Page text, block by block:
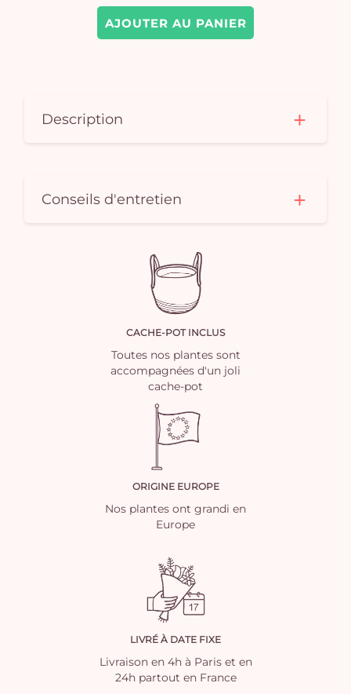
AJOUTER AU PANIER
Description
Conseils d'entretien
CACHE-POT INCLUS
Toutes nos plantes sont
accompagnées d'un joli
cache-pot
ORIGINE EUROPE
Nos plantes ont grandi en
Europe
LIVRÉ À DATE FIXE
Livraison en 4h à Paris et en
24h partout en France